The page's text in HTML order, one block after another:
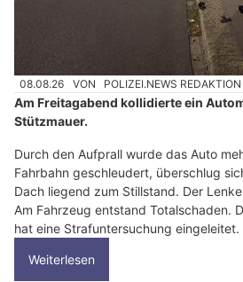
08.08.26 VON POLIZEI.NEWS REDAKTION
Am Freitagabend kollidierte ein
Stützmauer.
Durch den Aufprall wurde das Auto
Fahrbahn geschleudert, überschlug
Dach liegend zum Stillstand. Der
Am Fahrzeug entstand Totalschaden.
hat eine Strafuntersuchung eingeleitet.
Weiterlesen